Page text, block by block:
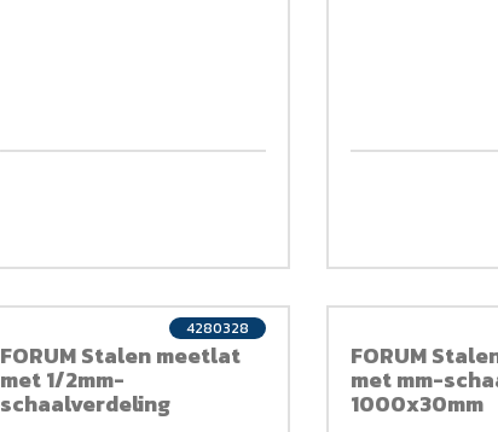
FORUM Stalen meetlat
met 1/2mm-
schaalverdeling
4280328
FORUM
met mm-
1000x30mm